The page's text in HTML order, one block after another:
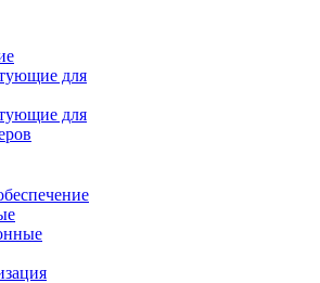
для
для